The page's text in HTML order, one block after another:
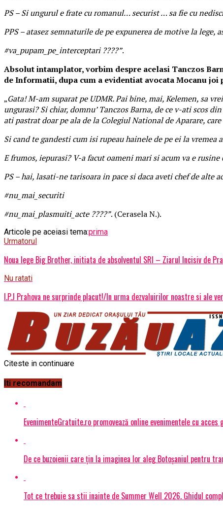
PS – Si ungurul e frate cu romanul… securist … sa fie cu
PPS – atasez semnaturile de pe expunerea de motive la
#va_pupam_pe_interceptari ????”.
Absolut intamplator, vorbim despre acelasi Tanczos
de Informatii, dupa cum a evidentiat avocata Mocanu joi
„Gata! M-am suparat pe UDMR. Pai bine, mai, Kelemen, sa
ungurasi? Si chiar, domnu’ Tanczos Barna, de ce v-ati scos
ati pastrat doar pe ala de la Colegiul National de Aparare,
Si cand te gandesti cum isi rupeau hainele de pe ei la
E frumos, iepurasi? V-a facut oameni mari si acum va e rusine
PS – hai, lasati-ne tarisoara in pace si daca aveti chef de alte
#nu_mai_securiti
#nu_mai_plasmuiti_acte ????”. (Cerasela N.).
Articole pe aceiasi tema:prima
Urmatorul
Noua lege Big Brother, initiata de absolventul SRI – Ziarul Incisiv de
Nu ratati
I.P.J Prahova ne surprinde placut!/In urma dezvaluirilor noastre si ale
Citeste in continuare
Iti recomandam
EvenimenteGratuite.ro promovează online evenimentele cu
De ce buzoienii care țin la imaginea lor aleg Botoșaniul pentru
Tot ce trebuie sa stii inainte de Summer Well 2026. Ghidul